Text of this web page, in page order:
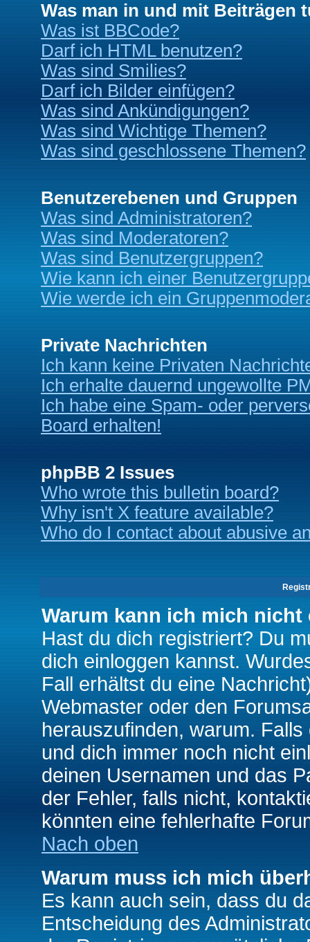
Was man in und mit Beiträgen
Was ist BBCode?
Darf ich HTML benutzen?
Was sind Smilies?
Darf ich Bilder einfügen?
Was sind Ankündigungen?
Was sind Wichtige Themen?
Was sind geschlossene Themen?
Benutzerebenen und Gruppen
Was sind Administratoren?
Was sind Moderatoren?
Was sind Benutzergruppen?
Wie kann ich einer
Wie werde ich ein
Private Nachrichten
Ich kann keine Privaten
Ich erhalte dauernd ungewollte
Ich habe eine Spam- oder
Board erhalten!
phpBB 2 Issues
Who wrote this bulletin board?
Why isn't X feature available?
Who do I contact about abusive
Warum kann ich mich nicht
Hast du dich registriert? Du
dich einloggen kannst.
Fall erhältst du eine
Webmaster oder den
herauszufinden, warum.
und dich immer noch nicht
deinen Usernamen und das
der Fehler, falls nicht,
könnten eine fehlerhafte
Nach oben
Warum muss ich mich
Es kann auch sein, dass du
Entscheidung des